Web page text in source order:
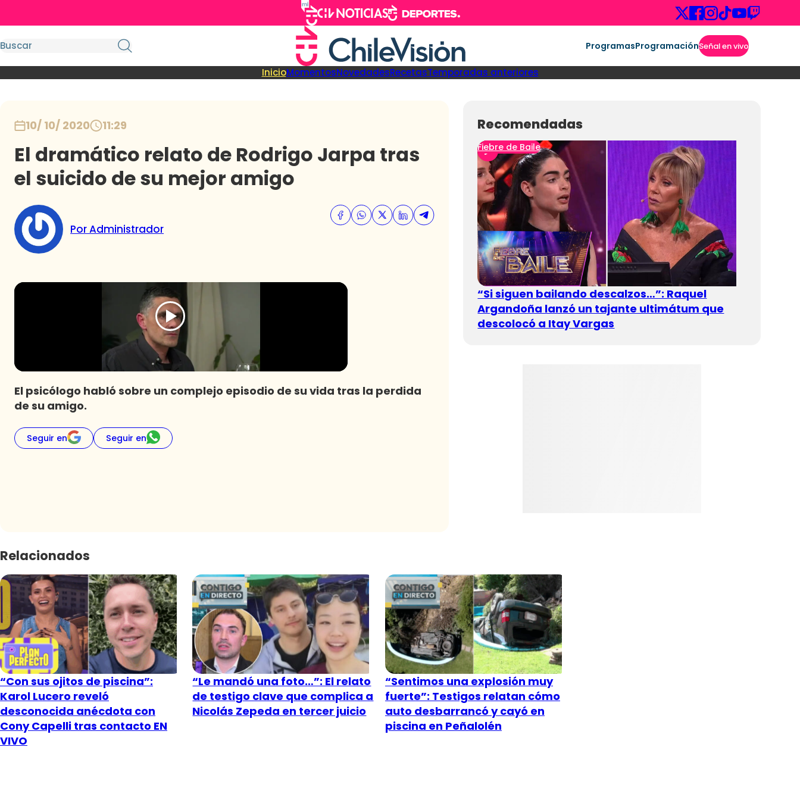
ProgramasProgramaciónSeñal en vivo
InicioMomentosNovedadesRecetasTemporadas anteriores
10/ 10/ 2020 11:29
El dramático relato de Rodrigo Jarpa tras
el suicido de su mejor amigo
Por Administrador
El psicólogo habló sobre un complejo episodio de su vida tras la perdida
de su amigo.
Seguir en Seguir en
Recomendadas
Fiebre de Baile
“Si siguen bailando descalzos…”: Raquel
Argandoña lanzó un tajante ultimátum que
descolocó a Itay Vargas
Relacionados
“Con sus ojitos de piscina”:
Karol Lucero reveló
desconocida anécdota con
Cony Capelli tras contacto EN
VIVO
“Le mandó una foto…”: El relato
de testigo clave que complica a
Nicolás Zepeda en tercer juicio
“Sentimos una explosión muy
fuerte”: Testigos relatan cómo
auto desbarrancó y cayó en
piscina en Peñalolén